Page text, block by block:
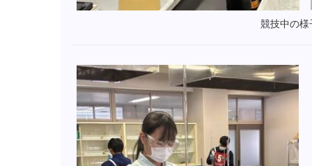
競技中の様子（１